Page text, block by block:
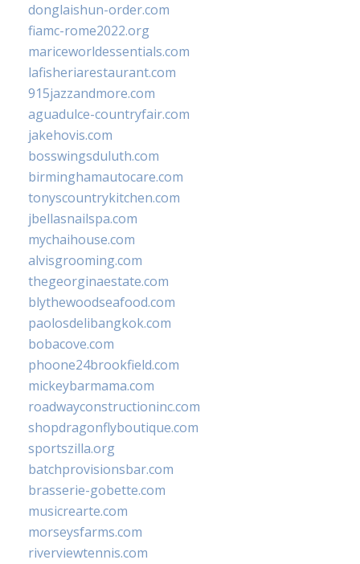
donglaishun-order.com
fiamc-rome2022.org
mariceworldessentials.com
lafisheriarestaurant.com
915jazzandmore.com
aguadulce-countryfair.com
jakehovis.com
bosswingsduluth.com
birminghamautocare.com
tonyscountrykitchen.com
jbellasnailspa.com
mychaihouse.com
alvisgrooming.com
thegeorginaestate.com
blythewoodseafood.com
paolosdelibangkok.com
bobacove.com
phoone24brookfield.com
mickeybarmama.com
roadwayconstructioninc.com
shopdragonflyboutique.com
sportszilla.org
batchprovisionsbar.com
brasserie-gobette.com
musicrearte.com
morseysfarms.com
riverviewtennis.com